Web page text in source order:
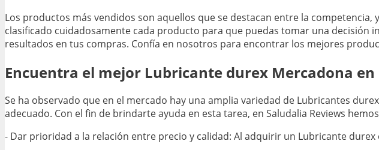
Los productos más vendidos son aquellos que se destacan entre la
clasificado cuidadosamente cada producto para que puedas tomar una decisión
resultados en tus compras. Confía en nosotros para encontrar los mejores
Encuentra el mejor Lubricante durex Mercadona
Se ha observado que en el mercado hay una amplia variedad de Lubricantes
adecuado. Con el fin de brindarte ayuda en esta tarea, en Saludalia Reviews
- Dar prioridad a la relación entre precio y calidad: Al adquirir un Lubricante